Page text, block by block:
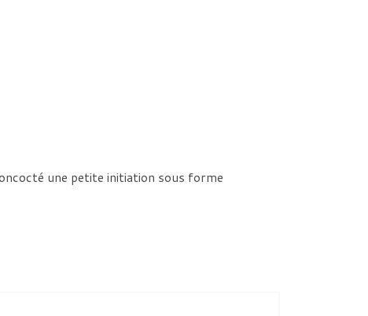
une petite initiation sous forme